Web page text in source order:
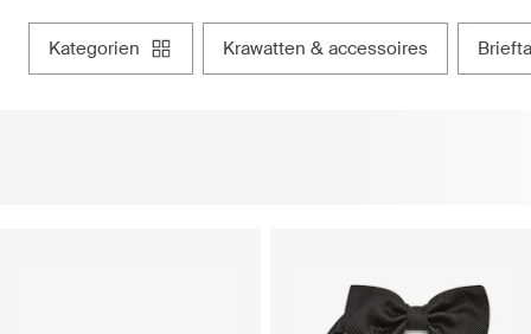
kategorien krawatten & accessoires